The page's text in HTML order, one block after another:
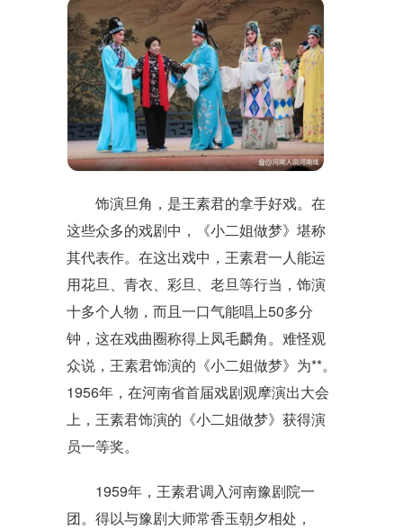
饰演旦角，是王素君的拿手好戏。在
这些众多的戏剧中，《小二姐做梦》堪称
其代表作。在这出戏中，王素君一人能运
用花旦、青衣、彩旦、老旦等行当，饰演
十多个人物，而且一口气能唱上50多分
钟，这在戏曲圈称得上凤毛麟角。难怪观
众说，王素君饰演的《小二姐做梦》为**。
1956年，在河南省首届戏剧观摩演出大会
上，王素君饰演的《小二姐做梦》获得演
员一等奖。
1959年，王素君调入河南豫剧院一
团。得以与豫剧大师常香玉朝夕相处，